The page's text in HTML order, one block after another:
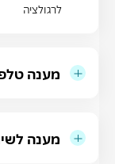
לרגולציה
מענה
מענה